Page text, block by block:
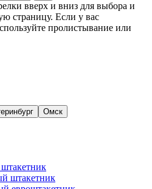
вверх и вниз для выбора и
страницу. Если у вас
пролистывание или
Омск
штакетник